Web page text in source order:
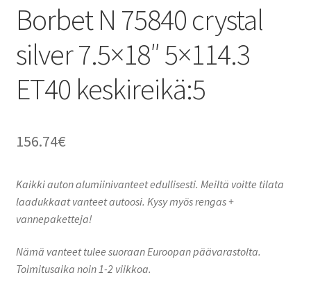
Borbet N 75840 crystal
silver 7.5×18″ 5×114.3
ET40 keskireikä:5
156.74€
Kaikki auton alumiinivanteet edullisesti. Meiltä voitte tilata
laadukkaat vanteet autoosi. Kysy myös rengas +
vannepaketteja!
Nämä vanteet tulee suoraan Euroopan päävarastolta.
Toimitusaika noin 1-2 viikkoa.